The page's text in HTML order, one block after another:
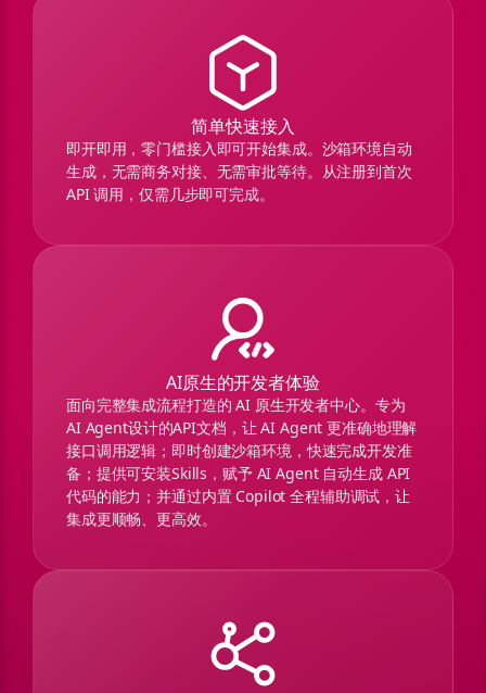
简单快速接入
即开即用，零门槛接入即可开始集成。沙箱环境自动
生成，无需商务对接、无需审批等待。从注册到首次
API 调用，仅需几步即可完成。
AI原生的开发者体验
面向完整集成流程打造的 AI 原生开发者中心。专为
AI Agent设计的API文档，让 AI Agent 更准确地理解
接口调用逻辑；即时创建沙箱环境，快速完成开发准
备；提供可安装Skills，赋予 AI Agent 自动生成 API
代码的能力；并通过内置 Copilot 全程辅助调试，让
集成更顺畅、更高效。